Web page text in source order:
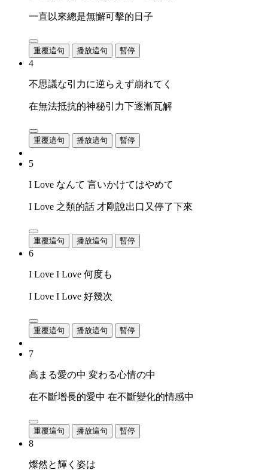
一直以來總是無懈可擊的日子
重覆這句 播放這句 暫停
4
不思議な引力に逆らえず崩れてく
在無法抵抗的神秘引力下逐漸瓦解
重覆這句 播放這句 暫停
5
I Love なんて 言いかけてはやめて
I Love 之類的話 才剛說出口又停了下來
重覆這句 播放這句 暫停
6
I Love I Love 何度も
I Love I Love 好幾次
重覆這句 播放這句 暫停
7
高まる愛の中 変わる心情の中
在不斷增長的愛中 在不斷變化的情感中
重覆這句 播放這句 暫停
8
燦然と輝く姿は